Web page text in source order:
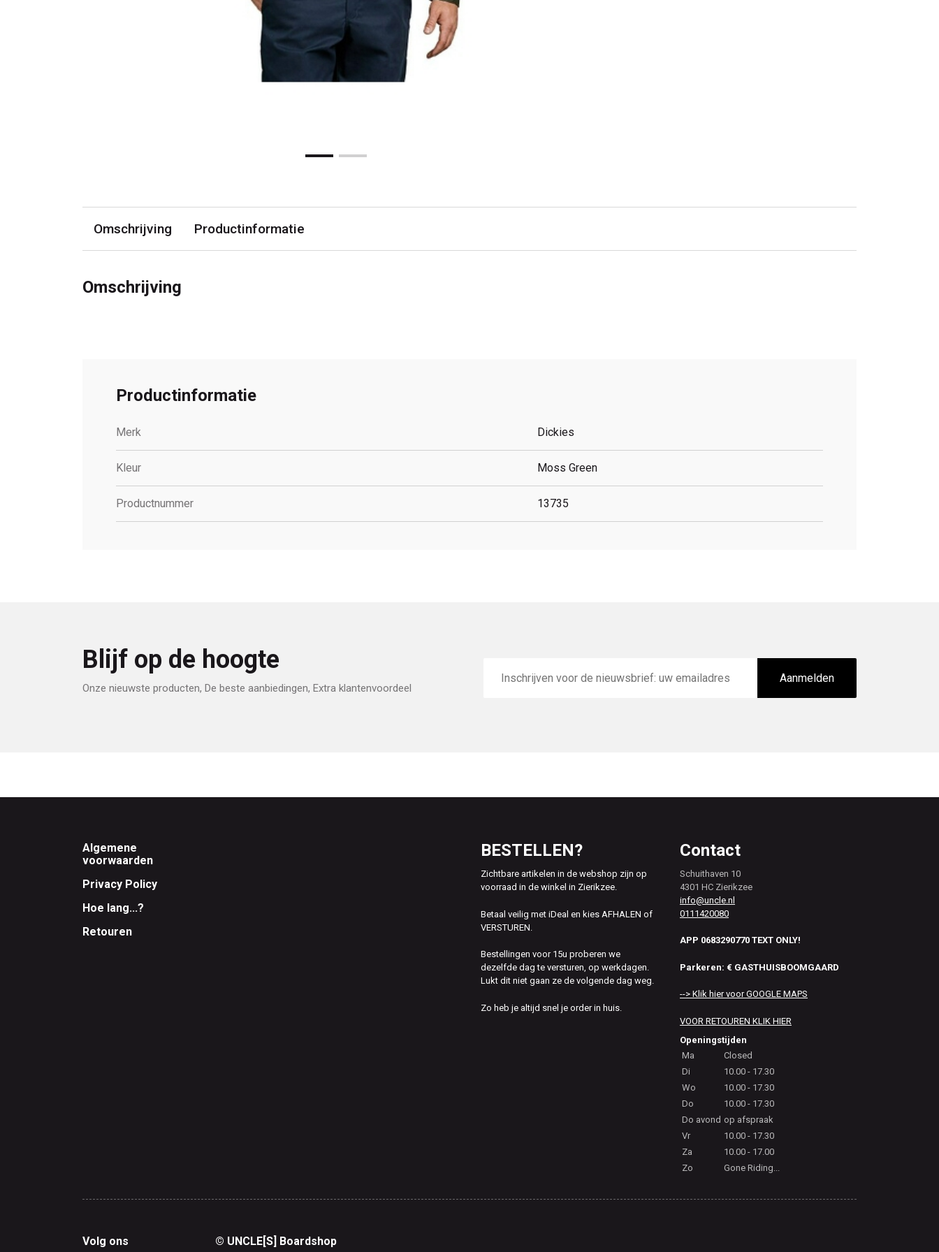
Omschrijving Productinformatie
Omschrijving
Productinformatie
Merk Dickies
Kleur Moss Green
Productnummer 13735
Blijf op de hoogte
Onze nieuwste producten, De beste aanbiedingen, Extra klantenvoordeel
mailadres
Aanmelden
Footer
Algemene
voorwaarden
Privacy Policy
Hoe lang...?
Retouren
BESTELLEN?
Zichtbare artikelen in de webshop zijn op
voorraad in de winkel in Zierikzee.
Betaal veilig met iDeal en kies AFHALEN of
VERSTUREN.
Bestellingen voor 15u proberen we
dezelfde dag te versturen, op werkdagen.
Lukt dit niet gaan ze de volgende dag weg.
Zo heb je altijd snel je order in huis.
Contact
Schuithaven 10
4301 HC Zierikzee
info@uncle.nl
0111420080
APP 0683290770 TEXT ONLY!
Parkeren: € GASTHUISBOOMGAARD
--> Klik hier voor GOOGLE MAPS
VOOR RETOUREN KLIK HIER
Openingstijden
Ma
Closed
Di
10.00 - 17.30
Wo
10.00 - 17.30
Do
10.00 - 17.30
Do avond op afspraak
Vr
10.00 - 17.30
Za
10.00 - 17.00
Zo
Gone Riding...
Volg ons © UNCLE[S] Boardshop